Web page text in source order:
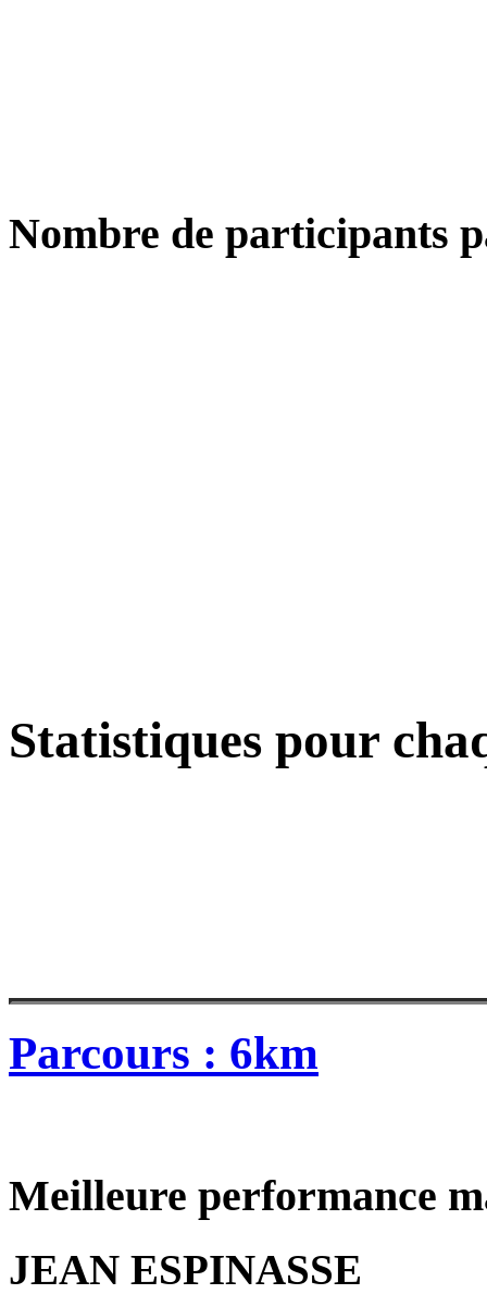
Nombre de participants
Statistiques pour
Parcours : 6km
Meilleure performance
JEAN ESPINASSE